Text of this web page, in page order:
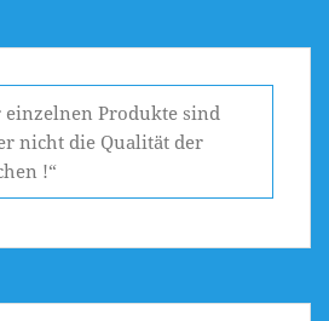
einzelnen Produkte sind
nicht die Qualität der
!“